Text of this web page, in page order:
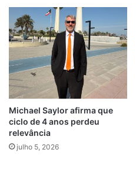
Michael Saylor afirma que
ciclo de 4 anos perdeu
relevância
julho 5, 2026